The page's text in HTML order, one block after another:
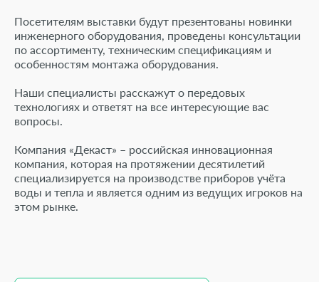
NB-IoT
Сервис и поддержка
Работа в компании
Контакты
Документация
Сервис и поддержка
Работа в компании
Контакты
Посетителям выставки будут презентованы новинки
инженерного оборудования, проведены консультации
по ассортименту, техническим спецификациям и
особенностям монтажа оборудования.
Наши специалисты расскажут о передовых
технологиях и ответят на все интересующие вас
вопросы.
Компания «Декаст» – российская инновационная
компания, которая на протяжении десятилетий
специализируется на производстве приборов учёта
воды и тепла и является одним из ведущих игроков на
этом рынке.